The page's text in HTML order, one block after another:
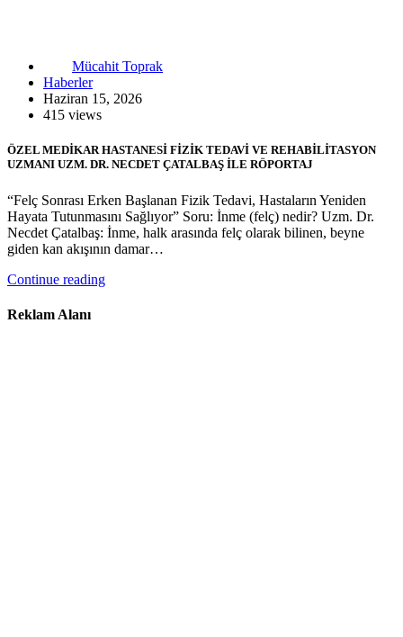
Mücahit Toprak
Haberler
Haziran 15, 2026
415 views
ÖZEL MEDİKAR HASTANESİ FİZİK TEDAVİ VE REHABİLİTASYON
UZMANI UZM. DR. NECDET ÇATALBAŞ İLE RÖPORTAJ
“Felç Sonrası Erken Başlanan Fizik Tedavi, Hastaların Yeniden
Hayata Tutunmasını Sağlıyor” Soru: İnme (felç) nedir? Uzm. Dr.
Necdet Çatalbaş: İnme, halk arasında felç olarak bilinen, beyne
giden kan akışının damar…
Continue reading
Reklam Alanı